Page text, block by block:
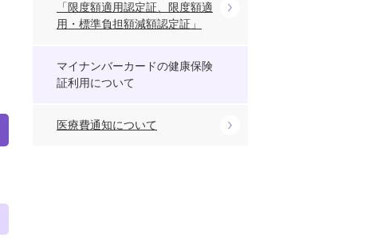
「限度額適用認定証、限度額適
用・標準負担額減額認定証」
マイナンバーカードの健康保険
証利用について
医療費通知について